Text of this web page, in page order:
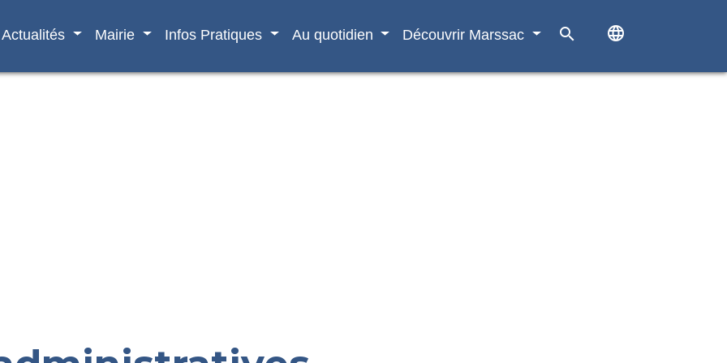
Actualités Mairie Infos Pratiques Au quotidien Découvrir Marssac search language